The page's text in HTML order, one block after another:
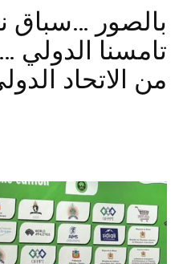
بالصور
تامسنا الدولي
من الاتحاد